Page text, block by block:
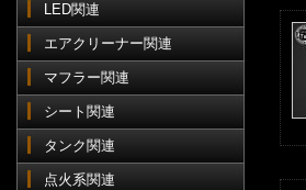
LED関連
エアクリーナー関連
マフラー関連
シート関連
タンク関連
点火系関連